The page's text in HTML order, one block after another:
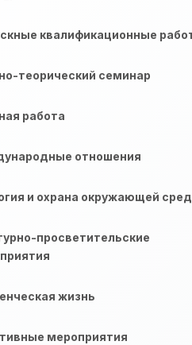
квалификационные
теорический семинар
работа
отношения
и охрана окружающей
просветительские
жизнь
мероприятия